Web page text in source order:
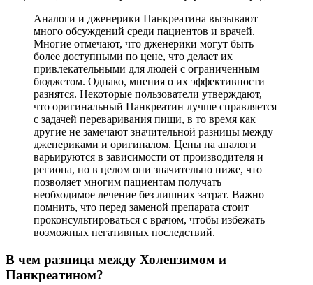
Аналоги и дженерики Панкреатина вызывают
много обсуждений среди пациентов и врачей.
Многие отмечают, что дженерики могут быть
более доступными по цене, что делает их
привлекательными для людей с ограниченным
бюджетом. Однако, мнения о их эффективности
разнятся. Некоторые пользователи утверждают,
что оригинальный Панкреатин лучше справляется
с задачей переваривания пищи, в то время как
другие не замечают значительной разницы между
дженериками и оригиналом. Цены на аналоги
варьируются в зависимости от производителя и
региона, но в целом они значительно ниже, что
позволяет многим пациентам получать
необходимое лечение без лишних затрат. Важно
помнить, что перед заменой препарата стоит
проконсультироваться с врачом, чтобы избежать
возможных негативных последствий.
В чем разница между Холензимом и
Панкреатином?